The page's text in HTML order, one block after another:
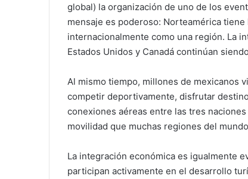
global) la organización de uno de los
mensaje es poderoso: Norteamérica
internacionalmente como una región. La
Estados Unidos y Canadá continúan
Al mismo tiempo, millones de mexicanos
competir deportivamente, disfrutar
conexiones aéreas entre las tres
movilidad que muchas regiones del
La integración económica es igualmente
participan activamente en el desarrollo